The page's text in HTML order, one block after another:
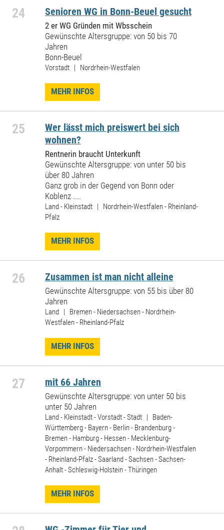
24 Senioren WG in Bonn-Beuel gesucht
2 er WG Gründen mit Wbsschein
Gewünschte Altersgruppe: von 50 bis 70
Jahren
Bonn-Beuel
Vorstadt | Nordrhein-Westfalen
MEHR INFOS
25
Wer lässt mich preiswert bei sich
wohnen?
Rentnerin braucht Unterkunft
Gewünschte Altersgruppe: von unter 50 bis
über 80 Jahren
Ganz grob in der Gegend von Bonn oder
Koblenz ....
Land - Kleinstadt | Nordrhein-Westfalen - Rheinland-
Pfalz
MEHR INFOS
26 Zusammen ist man nicht alleine
Gewünschte Altersgruppe: von 55 bis über 80
Jahren
Land | Bremen - Niedersachsen - Nordrhein-
Westfalen - Rheinland-Pfalz
MEHR INFOS
27 mit 66 Jahren
Gewünschte Altersgruppe: von unter 50 bis
unter 50 Jahren
Land - Kleinstadt - Vorstadt - Stadt | Baden-
Württemberg - Bayern - Berlin - Brandenburg -
Bremen - Hamburg - Hessen - Mecklenburg-
Vorpommern - Niedersachsen - Nordrhein-Westfalen
- Rheinland-Pfalz - Saarland - Sachsen - Sachsen-
Anhalt - Schleswig-Holstein - Thüringen
MEHR INFOS